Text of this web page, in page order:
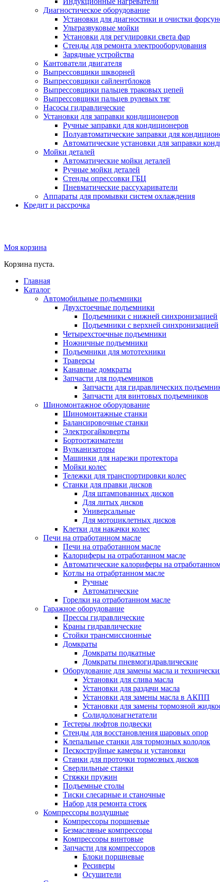
Диагностическое оборудование
Установки для диагностики и очистки
Ультразвуковые мойки
Установки для регулировки света фар
Стенды для ремонта электрооборудования
Зарядные устройства
Кантователи двигателя
Выпрессовщики шкворней
Выпрессовщики сайлентблоков
Выпрессовщики пальцев траковых цепей
Выпрессовщики пальцев рулевых тяг
Насосы гидравлические
Установки для заправки кондиционеров
Ручные заправки для кондиционеров
Полуавтоматические заправки для
Автоматические установки для заправки
Мойки деталей
Автоматические мойки деталей
Ручные мойки деталей
Стенды опрессовки ГБЦ
Пневматические рассухариватели
Аппараты для промывки систем охлаждения
Кредит и рассрочка
Моя корзина
Корзина пуста.
Главная
Каталог
Автомобильные подъемники
Двухстоечные подъемники
Подъемники с нижней синхронизацией
Подъемники с верхней синхронизацией
Четырехстоечные подъемники
Ножничные подъемники
Подъемники для мототехники
Траверсы
Канавные домкраты
Запчасти для подъемников
Запчасти для гидравлических
Запчасти для винтовых подъемников
Шиномонтажное оборудование
Шиномонтажные станки
Балансировочные станки
Электрогайковерты
Бортоотжиматели
Вулканизаторы
Машинки для нарезки протектора
Мойки колес
Тележки для транспортировки колес
Станки для правки дисков
Для штампованных дисков
Для литых дисков
Универсальные
Для мотоциклетных дисков
Клетки для накачки колес
Печи на отработанном масле
Печи на отработанном масле
Калориферы на отработанном масле
Автоматические калориферы на
Котлы на отрабртанном масле
Ручные
Автоматические
Горелки на отработанном масле
Гаражное оборудование
Прессы гидравлические
Краны гидравлические
Стойки трансмиссионные
Домкраты
Домкраты подкатные
Домкраты пневмогидравлические
Оборудование для замены масла и
Установки для слива масла
Установки для раздачи масла
Установки для замены масла в АКПП
Установки для замены тормозной
Солидолонагнетатели
Тестеры люфтов подвески
Стенды для восстановления шаровых опор
Клепальные станки для тормозных колодок
Пескоструйные камеры и установки
Станки для проточки тормозных дисков
Сверлильные станки
Стяжки пружин
Подъемные столы
Тиски слесарные и станочные
Набор для ремонта стоек
Компрессоры воздушные
Компрессоры поршневые
Безмасляные компрессоры
Компрессоры винтовые
Запчасти для компрессоров
Блоки поршневые
Ресиверы
Осушители